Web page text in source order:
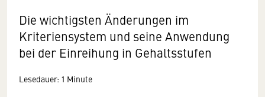
Die wichtigsten Änderungen im
Kriteriensystem und seine Anwendung
bei der Einreihung in Gehaltsstufen
Lesedauer: 1 Minute